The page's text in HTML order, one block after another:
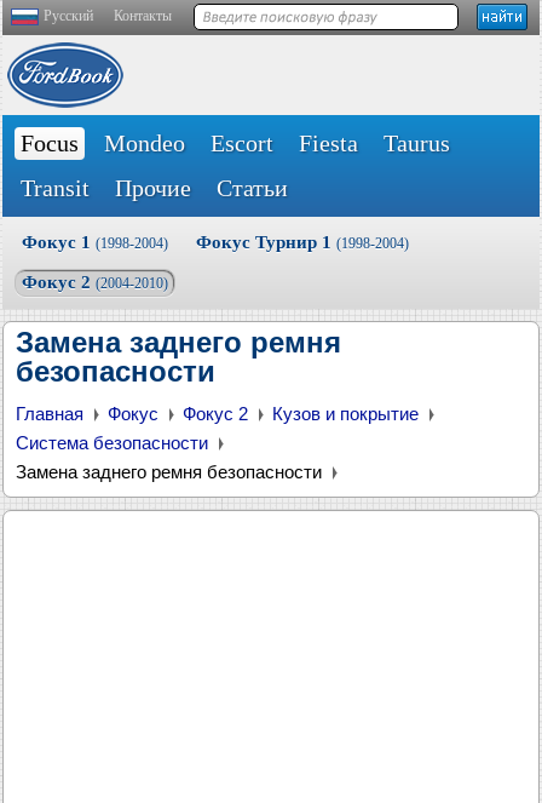
Русский Контакты
Focus Mondeo Escort Fiesta
Taurus
Transit
Прочие Статьи
Фокус 1 (1998-2004) Фокус Турнир 1 (1998-2004)
Фокус 2 (2004-2010)
Замена заднего ремня
безопасности
Главная Фокус Фокус 2
Кузов и покрытие
Система безопасности
Замена заднего ремня безопасности